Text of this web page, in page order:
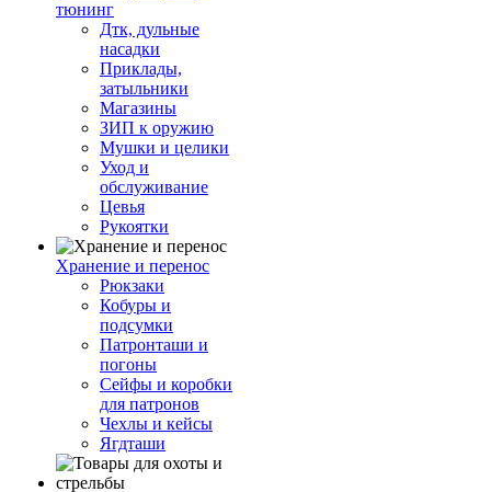
тюнинг
Дтк, дульные
насадки
Приклады,
затыльники
Магазины
ЗИП к оружию
Мушки и целики
Уход и
обслуживание
Цевья
Рукоятки
Хранение и перенос
Рюкзаки
Кобуры и
подсумки
Патронташи и
погоны
Сейфы и коробки
для патронов
Чехлы и кейсы
Ягдташи